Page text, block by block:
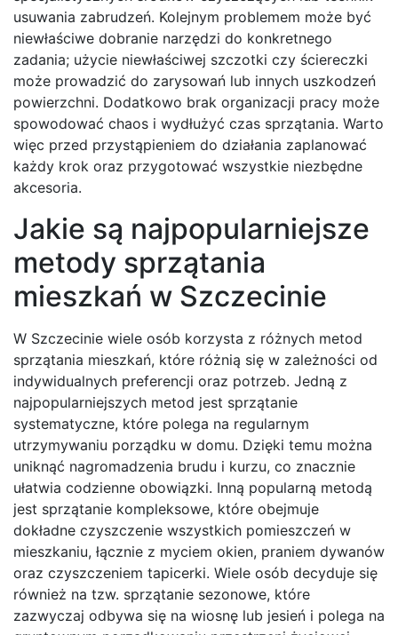
usuwania zabrudzeń. Kolejnym problemem może być
niewłaściwe dobranie narzędzi do konkretnego
zadania; użycie niewłaściwej szczotki czy ściereczki
może prowadzić do zarysowań lub innych uszkodzeń
powierzchni. Dodatkowo brak organizacji pracy może
spowodować chaos i wydłużyć czas sprzątania. Warto
więc przed przystąpieniem do działania zaplanować
każdy krok oraz przygotować wszystkie niezbędne
akcesoria.
Jakie są najpopularniejsze
metody sprzątania
mieszkań w Szczecinie
W Szczecinie wiele osób korzysta z różnych metod
sprzątania mieszkań, które różnią się w zależności od
indywidualnych preferencji oraz potrzeb. Jedną z
najpopularniejszych metod jest sprzątanie
systematyczne, które polega na regularnym
utrzymywaniu porządku w domu. Dzięki temu można
uniknąć nagromadzenia brudu i kurzu, co znacznie
ułatwia codzienne obowiązki. Inną popularną metodą
jest sprzątanie kompleksowe, które obejmuje
dokładne czyszczenie wszystkich pomieszczeń w
mieszkaniu, łącznie z myciem okien, praniem dywanów
oraz czyszczeniem tapicerki. Wiele osób decyduje się
również na tzw. sprzątanie sezonowe, które
zazwyczaj odbywa się na wiosnę lub jesień i polega na